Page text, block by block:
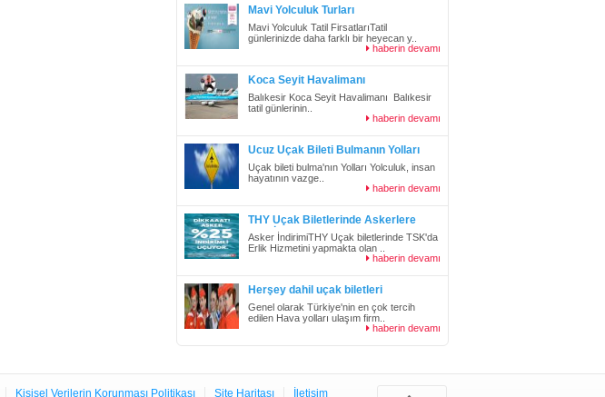
Mavi Yolculuk Turları
Mavi Yolculuk Tatil FirsatlarıTatil
günlerinizde daha farklı bir heyecan y..
haberin devamı
Koca Seyit Havalimanı
Balıkesir Koca Seyit Havalimanı Balıkesir
tatil günlerinin..
haberin devamı
Ucuz Uçak Bileti Bulmanın Yolları
Uçak bileti bulma'nın Yolları Yolculuk, insan
hayatının vazge..
haberin devamı
THY Uçak Biletlerinde Askerlere
%25 İndirim
Asker İndirimiTHY Uçak biletlerinde TSK'da
Erlik Hizmetini yapmakta olan ..
haberin devamı
Herşey dahil uçak biletleri
Genel olarak Türkiye'nin en çok tercih
edilen Hava yolları ulaşım firm..
haberin devamı
Kişisel Verilerin Korunması Politikası Site Haritası İletişim